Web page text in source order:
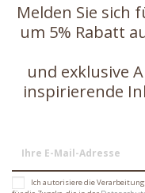
Melden Sie sich
um 5% Rabatt
und exklusive
inspirierende
Ich autorisiere die